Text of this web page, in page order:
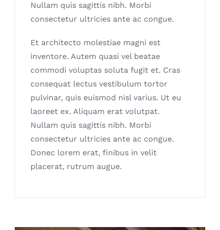
Nullam quis sagittis nibh. Morbi
consectetur ultricies ante ac congue.
Et architecto molestiae magni est
inventore. Autem quasi vel beatae
commodi voluptas soluta fugit et. Cras
consequat lectus vestibulum tortor
pulvinar, quis euismod nisl varius. Ut eu
laoreet ex. Aliquam erat volutpat.
Nullam quis sagittis nibh. Morbi
consectetur ultricies ante ac congue.
Donec lorem erat, finibus in velit
placerat, rutrum augue.